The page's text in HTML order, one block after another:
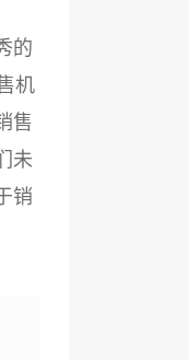
的
机
售
未
销